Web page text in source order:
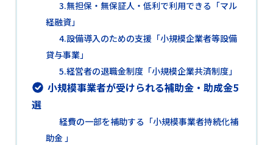
3.無担保・無保証人・低利で利用できる「マル
経融資」
4.設備導入のための支援「小規模企業者等設備
貸与事業」
5.経営者の退職金制度「小規模企業共済制度」
小規模事業者が受けられる補助金・助成金5
選
経費の一部を補助する「小規模事業者持続化補
助金 」